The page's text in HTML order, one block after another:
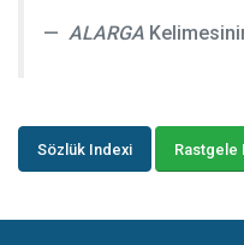
ALARGA
Sözlük Indexi Rastgele